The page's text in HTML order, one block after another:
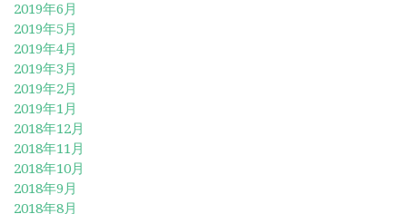
2019年6月
2019年5月
2019年4月
2019年3月
2019年2月
2019年1月
2018年12月
2018年11月
2018年10月
2018年9月
2018年8月